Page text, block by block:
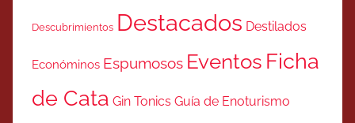
Descubrimientos Destacados Destilados
Económinos Espumosos Eventos Ficha
de Cata Gin Tonics Guía de Enoturismo